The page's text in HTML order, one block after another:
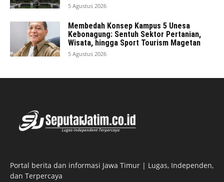
5 Agustus 2026
Membedah Konsep Kampus 5 Unesa
Kebonagung: Sentuh Sektor Pertanian,
Wisata, hingga Sport Tourism Magetan
5 Agustus 2026
Portal berita dan informasi Jawa Timur | Lugas, Independen,
dan Terpercaya